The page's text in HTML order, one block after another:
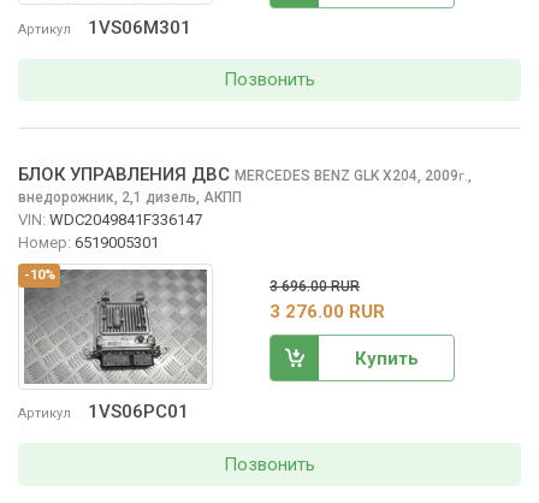
Артикул 1VS06M301
Позвонить
-10%
Артикул 1VS06PC01
БЛОК УПРАВЛЕНИЯ ДВС MERCEDES BENZ GLK X204, 2009г.,
внедорожник, 2,1 дизель, АКПП
VIN: WDC2049841F336147
Номер: 6519005301
3 696.00 RUR
3 276.00 RUR
Купить
Позвонить